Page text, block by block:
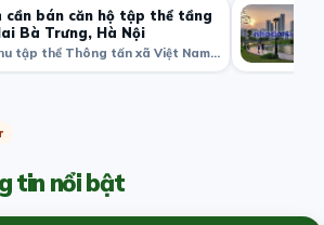
cần bán căn hộ tập thể tầng
Bà Trưng, Hà Nội
1.35 Tỷ · Khu tập thể Thông tấn xã Việt Nam, Bạch Mai, Hai Bà Trưng, Hà Nội, Việt Nam
tin nổi bật